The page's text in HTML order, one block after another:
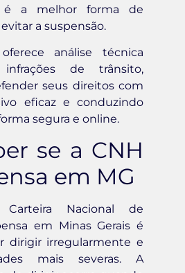
é a melhor forma de
a suspensão.
análise técnica
de trânsito,
seus direitos com
eficaz e conduzindo
segura e online.
se a CNH
em MG
Nacional de
em Minas Gerais é
dirigir irregularmente e
mais severas. A